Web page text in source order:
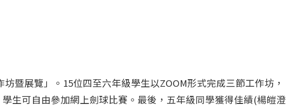
暨展覽」。15位四至六年級學生以ZOOM形式完成三節工作坊，
生可自由參加網上劍球比賽。最後，五年級同學獲得佳績(楊皚澄